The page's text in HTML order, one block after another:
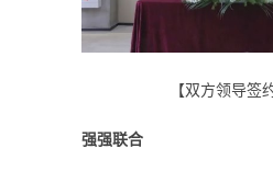
【双方领导签
强强联合